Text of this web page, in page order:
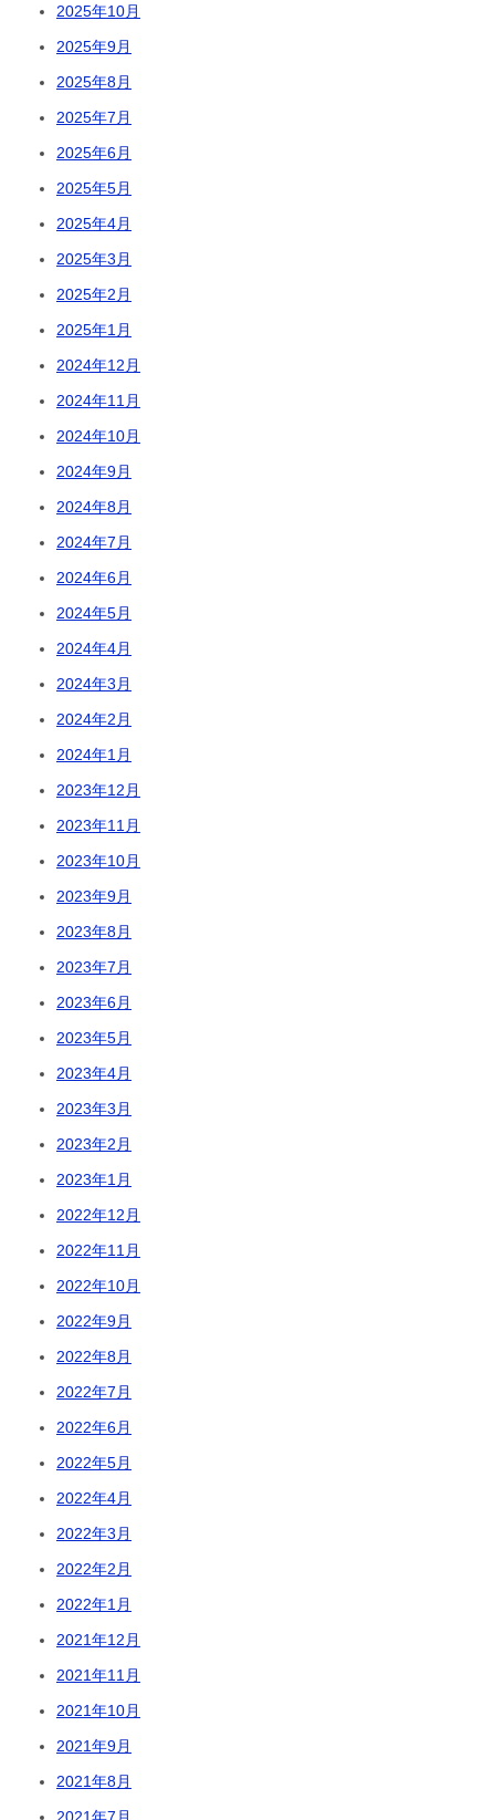
2025年10月
2025年9月
2025年8月
2025年7月
2025年6月
2025年5月
2025年4月
2025年3月
2025年2月
2025年1月
2024年12月
2024年11月
2024年10月
2024年9月
2024年8月
2024年7月
2024年6月
2024年5月
2024年4月
2024年3月
2024年2月
2024年1月
2023年12月
2023年11月
2023年10月
2023年9月
2023年8月
2023年7月
2023年6月
2023年5月
2023年4月
2023年3月
2023年2月
2023年1月
2022年12月
2022年11月
2022年10月
2022年9月
2022年8月
2022年7月
2022年6月
2022年5月
2022年4月
2022年3月
2022年2月
2022年1月
2021年12月
2021年11月
2021年10月
2021年9月
2021年8月